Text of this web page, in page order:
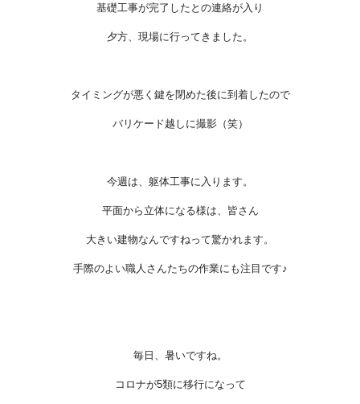
基礎工事が完了したとの連絡が入り
夕方、現場に行ってきました。
タイミングが悪く鍵を閉めた後に到着したので
バリケード越しに撮影（笑）
今週は、躯体工事に入ります。
平面から立体になる様は、皆さん
大きい建物なんですねって驚かれます。
手際のよい職人さんたちの作業にも注目です♪
毎日、暑いですね。
コロナが5類に移行になって